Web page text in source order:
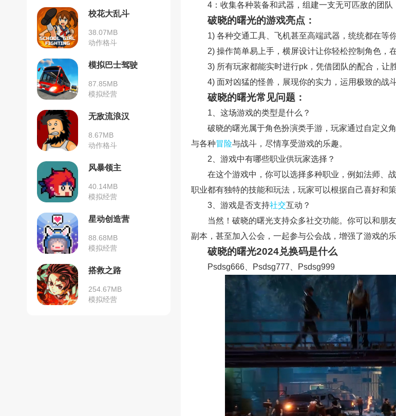
校花大乱斗
38.07MB
动作格斗
模拟巴士驾驶
87.85MB
模拟经营
无敌流浪汉
8.67MB
动作格斗
风暴领主
40.14MB
模拟经营
星动创造营
88.68MB
模拟经营
搭救之路
254.67MB
模拟经营
4：收集各种装备和武器，组建一支无可匹敌的团队
破晓的曙光的游戏亮点：
1) 各种交通工具、飞机甚至高端武器，统统都在等你
2) 操作简单易上手，横屏设计让你轻松控制角色，
3) 所有玩家都能实时进行pk，凭借团队的配合，让
4) 面对凶猛的怪兽，展现你的实力，运用极致的战
破晓的曙光常见问题：
1、这场游戏的类型是什么？
破晓的曙光属于角色扮演类手游，玩家通过自定义
与各种冒险与战斗，尽情享受游戏的乐趣。
2、游戏中有哪些职业供玩家选择？
在这个游戏中，你可以选择多种职业，例如法师、
职业都有独特的技能和玩法，玩家可以根据自己喜好和策
3、游戏是否支持社交互动？
当然！破晓的曙光支持众多社交功能。你可以和朋
副本，甚至加入公会，一起参与公会战，增强了游戏的乐
破晓的曙光2024兑换码是什么
Psdsg666、Psdsg777、Psdsg999